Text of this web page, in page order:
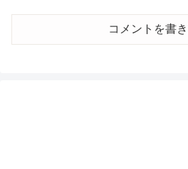
コメントを書